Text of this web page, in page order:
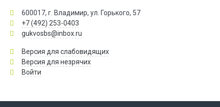
600017, г. Владимир, ул. Горького, 57
+7 (492) 253-0403
gukvosbs@inbox.ru
Версия для слабовидящих
Версия для незрячих
Войти